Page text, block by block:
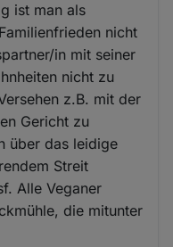
ist man als
nicht
in mit seiner
nicht zu
z.B. mit der
Gericht zu
über das leidige
Streit
Alle Veganer
die mitunter